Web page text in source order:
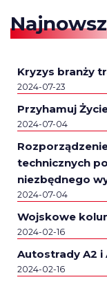
Kryzys branży
2024-07-23
Przyhamuj
2024-07-04
technicznych
niezbędnego
2024-07-04
Wojskowe
2024-02-16
Autostrady A2 i
2024-02-16